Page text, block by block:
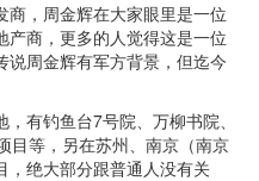
，周金辉在大家眼里是一位
商，更多的人觉得这是一位
周金辉有军方背景，但迄今
有钓鱼台7号院、万柳书院、
目等，另在苏州、南京（南京
，绝大部分跟普通人没有关